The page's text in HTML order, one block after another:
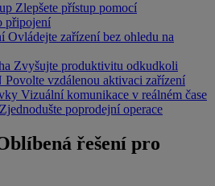
Zlepšete přístup pomocí
připojení
Ovládejte zařízení bez ohledu na
Zvyšujte produktivitu odkudkoli
Povolte vzdálenou aktivaci zařízení
Vizuální komunikace v reálném čase
Zjednodušte poprodejní operace
řešení pro